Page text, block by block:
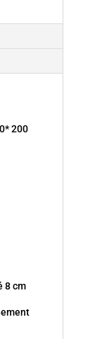
200
8 cm